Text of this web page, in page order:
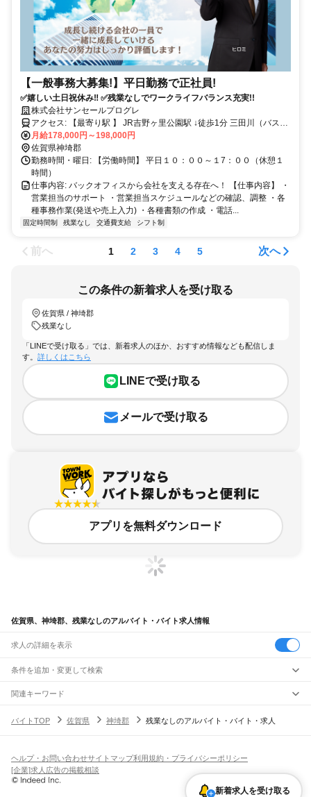
【一般事務大募集!】平日勤務で正社員!
✅嬉しい土日祝休み‼ ✅残業なしでワークライフバランス充実!!
株式会社サンセールプログレ
アクセス: 【最寄り駅 】 JR吉野ヶ里公園駅 ↓徒歩1分 三田川（バス）
↓バス5分 東目達原（バス） ↓徒歩4分 【店舗】買取専門店 宝の蔵 神
埼吉野ヶ里店
月給178,000円～198,000円
佐賀県神埼郡
勤務時間・曜日: 【労働時間】 平日１０：００～１7：００（休憩１
時間）
仕事内容: バックオフィスから会社を支える存在へ！ 【仕事内容】 ・
営業担当のサポート ・営業担当スケジュールなどの確認、調整 ・各
種事務作業(発送や売上入力) ・各種書類の作成 ・電話...
固定時間制 残業なし 交通費支給 シフト制
前へ 1 2 3 4 5 次へ
この条件の新着求人を受け取る
佐賀県 / 神埼郡
残業なし
「LINEで受け取る」では、新着求人のほか、おすすめ情報なども配信しま
す。 詳しくはこちら
LINEで受け取る
メールで受け取る
アプリを無料ダウンロード
佐賀県、神埼郡、残業なしのアルバイト・バイト求人情報
求人の詳細を表示
条件を追加・変更して検索
市区町村を追加・変更
佐賀県すべて
駅を追加・変更
けやき台駅
基山駅 弥生が丘駅 田代駅鳥栖駅 肥前旭駅
JR長崎本線(鳥栖～長崎)
鳥栖駅 新鳥栖駅 神埼駅伊賀屋駅佐賀駅
鍋島駅
飲食・フードサービス
飲食・フードサービス
ホールスタッフ
皿洗い・洗い場精肉・鮮魚加工
バー（BAR）・バーテンダー
特徴を追加・変更
人気
髪型・髪色自由ひげOKネイルOK
関連キーワード
佐賀県 武雄市 履歴書なし佐賀県 佐賀市 定年なし
バイトTOP 佐賀県 神埼郡 残業なしのアルバイト・バイト・求人
新着求人を受け取る
ヘルプ・お問い合わせサイトマップ利用規約・プライバシーポリシー
[企業]求人広告の掲載相談